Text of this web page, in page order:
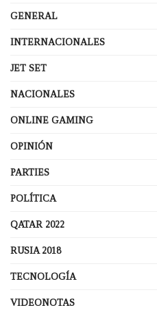
GENERAL
INTERNACIONALES
JET SET
NACIONALES
ONLINE GAMING
OPINIÓN
PARTIES
POLÍTICA
QATAR 2022
RUSIA 2018
TECNOLOGÍA
VIDEONOTAS